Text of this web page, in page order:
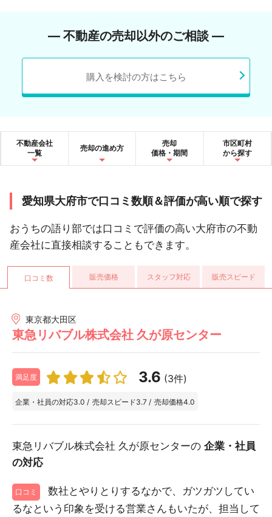
― 不動産の売却以外のご相談 ―
購入を検討の方はこちら
不動産会社
一覧
売却の進め方
売却
価格・期間
市区町村
から探す
愛知県大府市で口コミ数順＆評価が高い順で探す
おうちの語り部では口コミで評価の高い大府市の不動
産会社に直接相談することもできます。
口コミ数 販売価格 スタッフ対応 販売スピード
東京都大田区
東急リバブル株式会社 久が原センター
満足度 3.6 (3件)
企業・社員の対応3.0 / 売却スピード3.7 / 売却価格4.0
東急リバブル株式会社 久が原センターの 企業・社員
の対応
口コミ
数社とやりとりするなかで、ガツガツしてい
るなという印象を受ける営業さんもいたが、担当して